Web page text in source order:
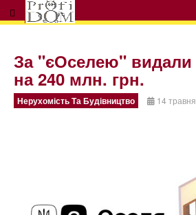
За "єОселею" видали
на 240 млн. грн.
Нерухомість Та Будівництво 14